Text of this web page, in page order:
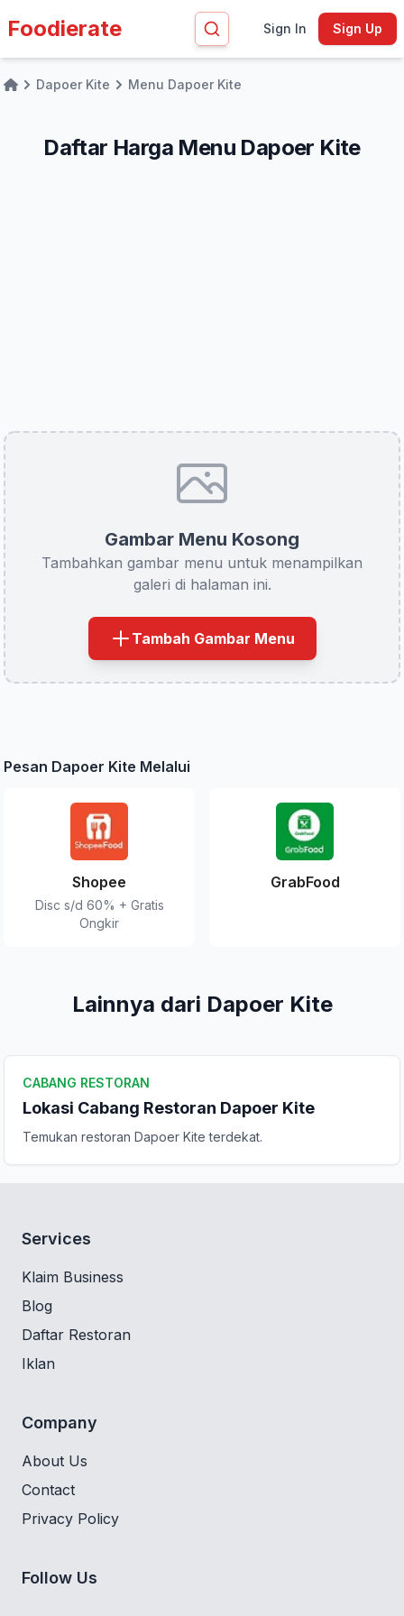
Foodierate Sign In Sign Up
HomeDapoer Kite Menu Dapoer Kite
Daftar Harga Menu Dapoer Kite
Gambar Menu Kosong
Tambahkan gambar menu untuk menampilkan
galeri di halaman ini.
Tambah Gambar Menu
Pesan Dapoer Kite Melalui
Shopee
Disc s/d 60% + Gratis
Ongkir
GrabFood
Lainnya dari Dapoer Kite
CABANG RESTORAN
Lokasi Cabang Restoran Dapoer Kite
Temukan restoran Dapoer Kite terdekat.
Services
Klaim Business
Blog
Daftar Restoran
Iklan
Company
About Us
Contact
Privacy Policy
Follow Us